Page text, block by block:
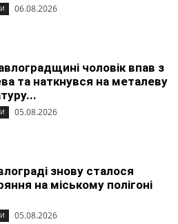
06.08.2026
чоловік впав з
та наткнувся на металеву
05.08.2026
знову сталося
на міському полігоні
05.08.2026